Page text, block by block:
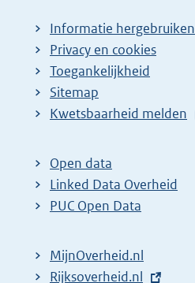
Informatie hergebruiken
Privacy en cookies
Toegankelijkheid
Sitemap
E
t
e
r
l
Kwetsbaarheid melden
Open data
Linked Data Overheid
PUC Open Data
MijnOverheid.nl
E
Rijksoverheid.nl